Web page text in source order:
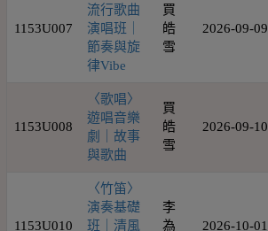
1153U007
流行歌曲
演唱班｜
節奏與旋
律Vibe
買
皓
雪
2026-09-09
1153U008
〈歌唱〉
遊唱音樂
劇｜故事
與歌曲
買
皓
雪
2026-09-10
1153U010
〈竹笛〉
演奏基礎
班｜清風
李
為
2026-10-01